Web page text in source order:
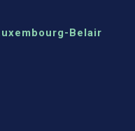
Belair